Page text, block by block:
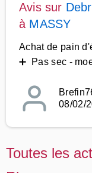
Avis sur
à MASSY
Achat de pain
➕ Pas sec -
08/02/
Toutes les